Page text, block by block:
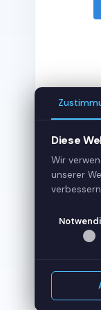
Diese
Wir
unserer